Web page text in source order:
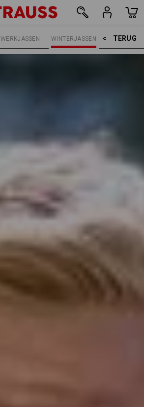
TERUG    >
WINTERJASSEN
WERKJASSEN